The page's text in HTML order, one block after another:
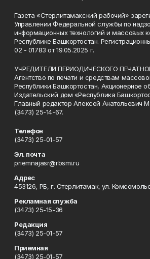
Газета «Стерлитамакский рабочий»
Управлении Федеральной службы по
информационных технологий и массовых
Республике Башкортостан.
02 - 01783 от 19.05.2025 г.
УЧРЕДИТЕЛИ ПЕРИОДИЧЕСКОГО
Агентство по печати и средствам
Республики Башкортостан, Акционерное
Издательский дом «Республика
Главный редактор Алексей Анатольевич
(3473) 25-14-67.
Телефон
(3473) 25-01-57
Эл. почта
priemnajasr@rbsmi.ru
Адрес
453126, РБ, г. Стерлитамак, ул.
Рекламная служба
(3473) 25-15-36
Редакция
(3473) 25-01-57
Приемная
(3473) 25-01-57